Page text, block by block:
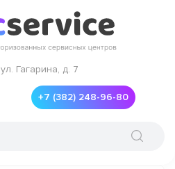
ул. Гагарина, д. 7
+7 (382) 248-96-80